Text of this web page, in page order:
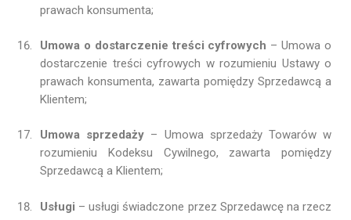
prawach konsumenta;
Umowa o dostarczenie treści cyfrowych – Umowa o
dostarczenie treści cyfrowych w rozumieniu Ustawy o
prawach konsumenta, zawarta pomiędzy Sprzedawcą a
Klientem;
Umowa sprzedaży – Umowa sprzedaży Towarów w
rozumieniu Kodeksu Cywilnego, zawarta pomiędzy
Sprzedawcą a Klientem;
Usługi – usługi świadczone przez Sprzedawcę na rzecz